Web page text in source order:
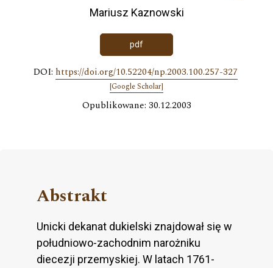
Mariusz Kaznowski
pdf
DOI: https://doi.org/10.52204/np.2003.100.257-327
[Google Scholar]
Opublikowane: 30.12.2003
Abstrakt
Unicki dekanat dukielski znajdował się w
południowo-zachodnim narożniku
diecezji przemyskiej. W latach 1761-